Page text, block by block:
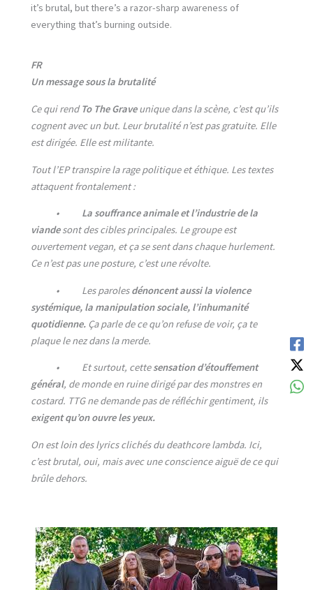
it’s brutal, but there’s a razor-sharp awareness of
everything that’s burning outside.
FR
Un message sous la brutalité
Ce qui rendTo The Graveunique dans la scène, c’est qu’ils
cognent avec un but. Leur brutalité n’est pas gratuite. Elle
est dirigée. Elle est militante.
Tout l’EP transpire la rage politique et éthique. Les textes
attaquent frontalement :
• La souffrance animale et l’industrie de la
viandesont des cibles principales. Le groupe est
ouvertement vegan, et ça se sent dans chaque hurlement.
Ce n’est pas une posture, c’est une révolte.
• Les parolesdénoncent aussi la violence
systémique, la manipulation sociale, l’inhumanité
quotidienne. Ça parle de ce qu’on refuse de voir, ça te
plaque le nez dans la merde.
• Et surtout, cettesensation d’étouffement
général, de monde en ruine dirigé par des monstres en
costard. TTG ne demande pas de réfléchir gentiment, ils
exigent qu’on ouvre les yeux.
On est loin des lyrics clichés du deathcore lambda. Ici,
c’est brutal, oui, mais avec une conscience aiguë de ce qui
brûle dehors.